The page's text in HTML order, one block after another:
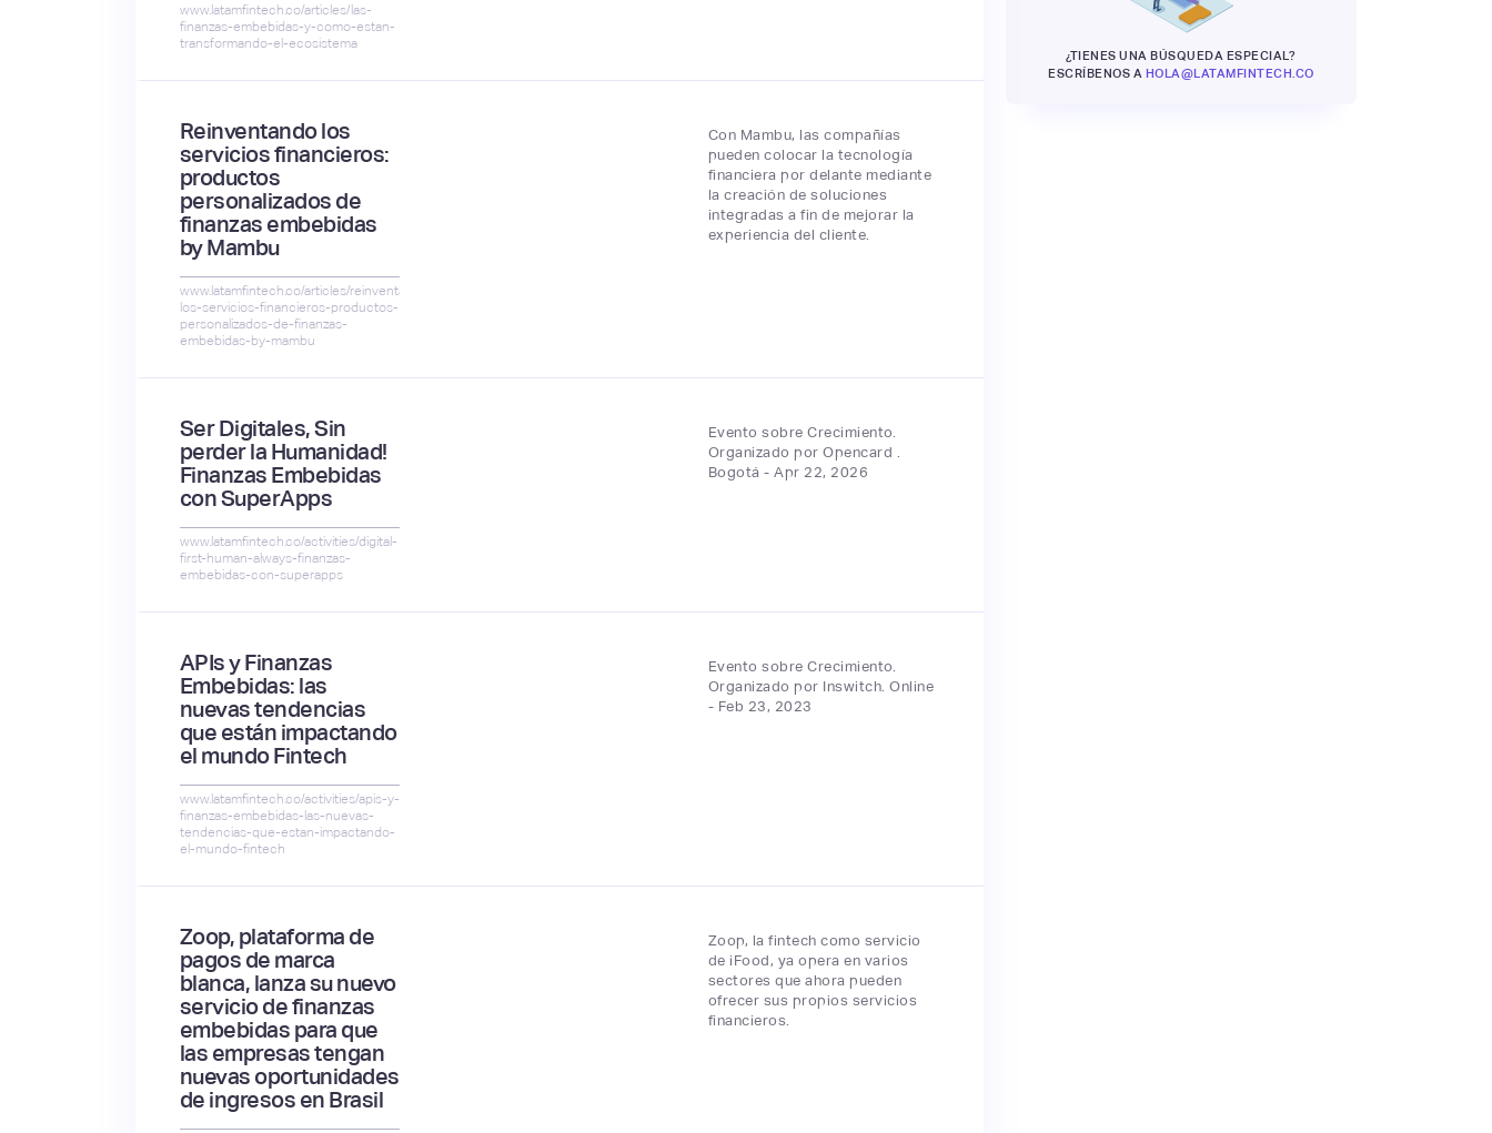
www.latamfintech.co/articles/las-
finanzas-embebidas-y-como-estan-
transformando-el-ecosistema
Reinventando los
servicios financieros:
productos
personalizados de
finanzas embebidas
by Mambu
www.latamfintech.co/articles/reinventando-
los-servicios-financieros-productos-
personalizados-de-finanzas-
embebidas-by-mambu
Con Mambu, las compañías
pueden colocar la tecnología
financiera por delante mediante
la creación de soluciones
integradas a fin de mejorar la
experiencia del cliente.
Ser Digitales, Sin
perder la Humanidad!
Finanzas Embebidas
con SuperApps
www.latamfintech.co/activities/digital-
first-human-always-finanzas-
embebidas-con-superapps
Evento sobre Crecimiento.
Organizado por Opencard .
Bogotá - Apr 22, 2026
APIs y Finanzas
Embebidas: las
nuevas tendencias
que están impactando
el mundo Fintech
www.latamfintech.co/activities/apis-y-
finanzas-embebidas-las-nuevas-
tendencias-que-estan-impactando-
el-mundo-fintech
Evento sobre Crecimiento.
Organizado por Inswitch. Online
- Feb 23, 2023
Zoop, plataforma de
pagos de marca
blanca, lanza su nuevo
servicio de finanzas
embebidas para que
las empresas tengan
nuevas oportunidades
de ingresos en Brasil
Zoop, la fintech como servicio
de iFood, ya opera en varios
sectores que ahora pueden
ofrecer sus propios servicios
financieros.
¿TIENES UNA BÚSQUEDA ESPECIAL?
ESCRÍBENOS A HOLA@LATAMFINTECH.CO